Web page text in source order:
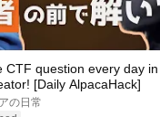
CTF question every day
[Daily AlpacaHack]
の日常